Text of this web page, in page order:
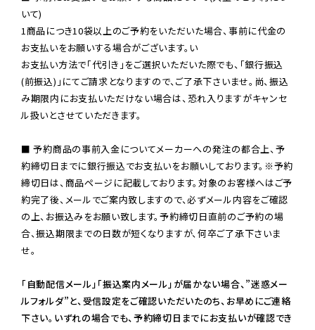
いて)
1商品につき10袋以上のご予約をいただいた場合、事前に代金の
お支払いをお願いする場合がございます。い
お支払い方法で「代引き」をご選択いただいた際でも、「銀行振込
(前振込)」にてご請求となりますので、ご了承下さいませ。尚、振込
み期限内にお支払いただけない場合は、恐れ入りますがキャンセ
ル扱いとさせていただきます。
■ 予約商品の事前入金についてメーカーへの発注の都合上、予
約締切日までに銀行振込でお支払いをお願いしております。※予約
締切日は、商品ページに記載しております。対象のお客様へはご予
約完了後、メールでご案内致しますので、必ずメール内容をご確認
の上、お振込みをお願い致します。予約締切日直前のご予約の場
合、振込期限までの日数が短くなりますが、何卒ご了承下さいま
せ。
「自動配信メール」「振込案内メール」が届かない場合、”迷惑メー
ルフォルダ”と、受信設定をご確認いただいたのち、お早めにご連絡
下さい。いずれの場合でも、予約締切日までにお支払いが確認でき